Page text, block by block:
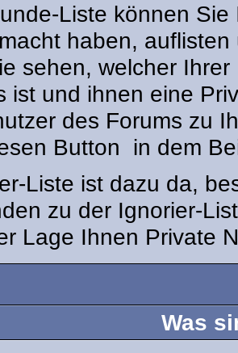
Liste können
haben,
sehen, welcher
ist und ihnen eine
des Forums zu
Button in dem
Liste ist dazu da,
zu der Ignorier-
Lage Ihnen Private
Was